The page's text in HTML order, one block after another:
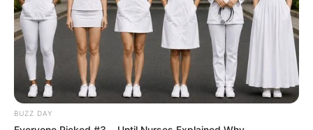
Câmara dos Deputados: anuênios, triênios,
quinquênios, sexta-parte e licenças-prêmio
entram no debate.
O que é que os diretores da CONACS foram
BUZZ DAY